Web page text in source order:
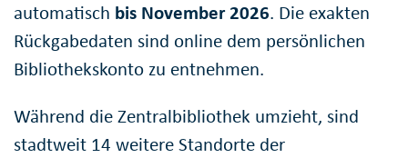
automatisch bis November 2026. Die exakten
Rückgabedaten sind online dem persönlichen
Bibliothekskonto zu entnehmen.
Während die Zentralbibliothek umzieht, sind
stadtweit 14 weitere Standorte der